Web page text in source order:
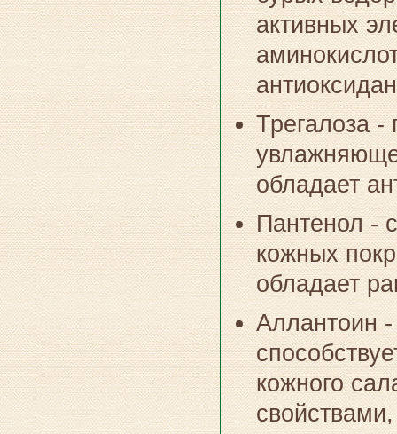
активных
Трегалоза
обладает
Пантенол -
кожных
обладает
Аллантоин -
кожного